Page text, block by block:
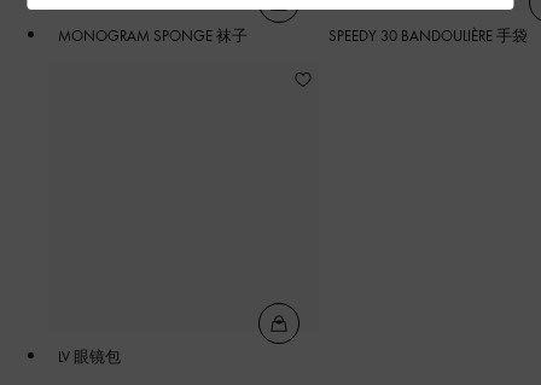
MONOGRAM SPONGE 袜子 SPEEDY 30 BANDOULIÈRE 手袋
LV 眼镜包